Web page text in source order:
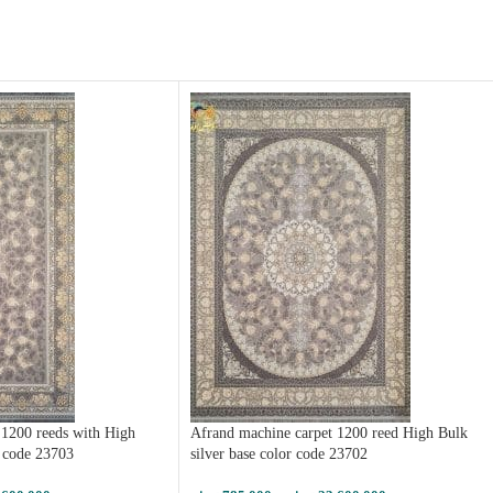
reeds with High
23703
Afrand machine carpet 1200 reed High Bulk
silver base color code 23702